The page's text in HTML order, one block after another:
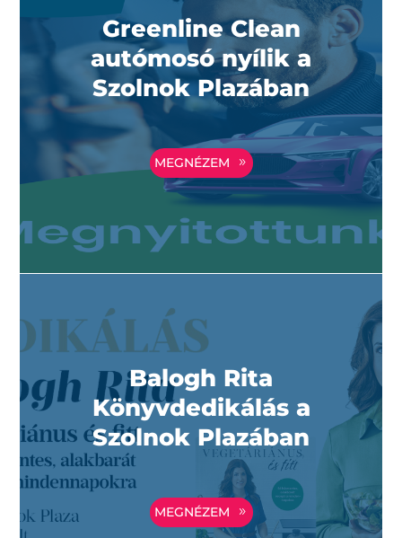
Greenline Clean
autómosó nyílik a
Szolnok Plazában
MEGNÉZEM
Balogh Rita
Könyvdedikálás a
Szolnok Plazában
MEGNÉZEM